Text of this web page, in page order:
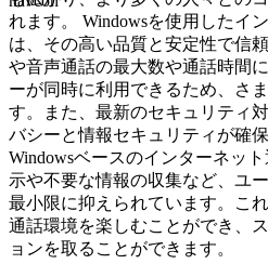
れます。 Windowsを使用したイ
は、その高い品質と安定性で信
や音声通話の最大数や通話時間
ーが同時に利用できるため、さ
す。また、最新のセキュリティ
バシーと情報セキュリティが確
Windowsベースのインターネッ
示や不要な情報の収集など、ユ
最小限に抑えられています。こ
通話環境を楽しむことができ、
ョンを取ることができます。